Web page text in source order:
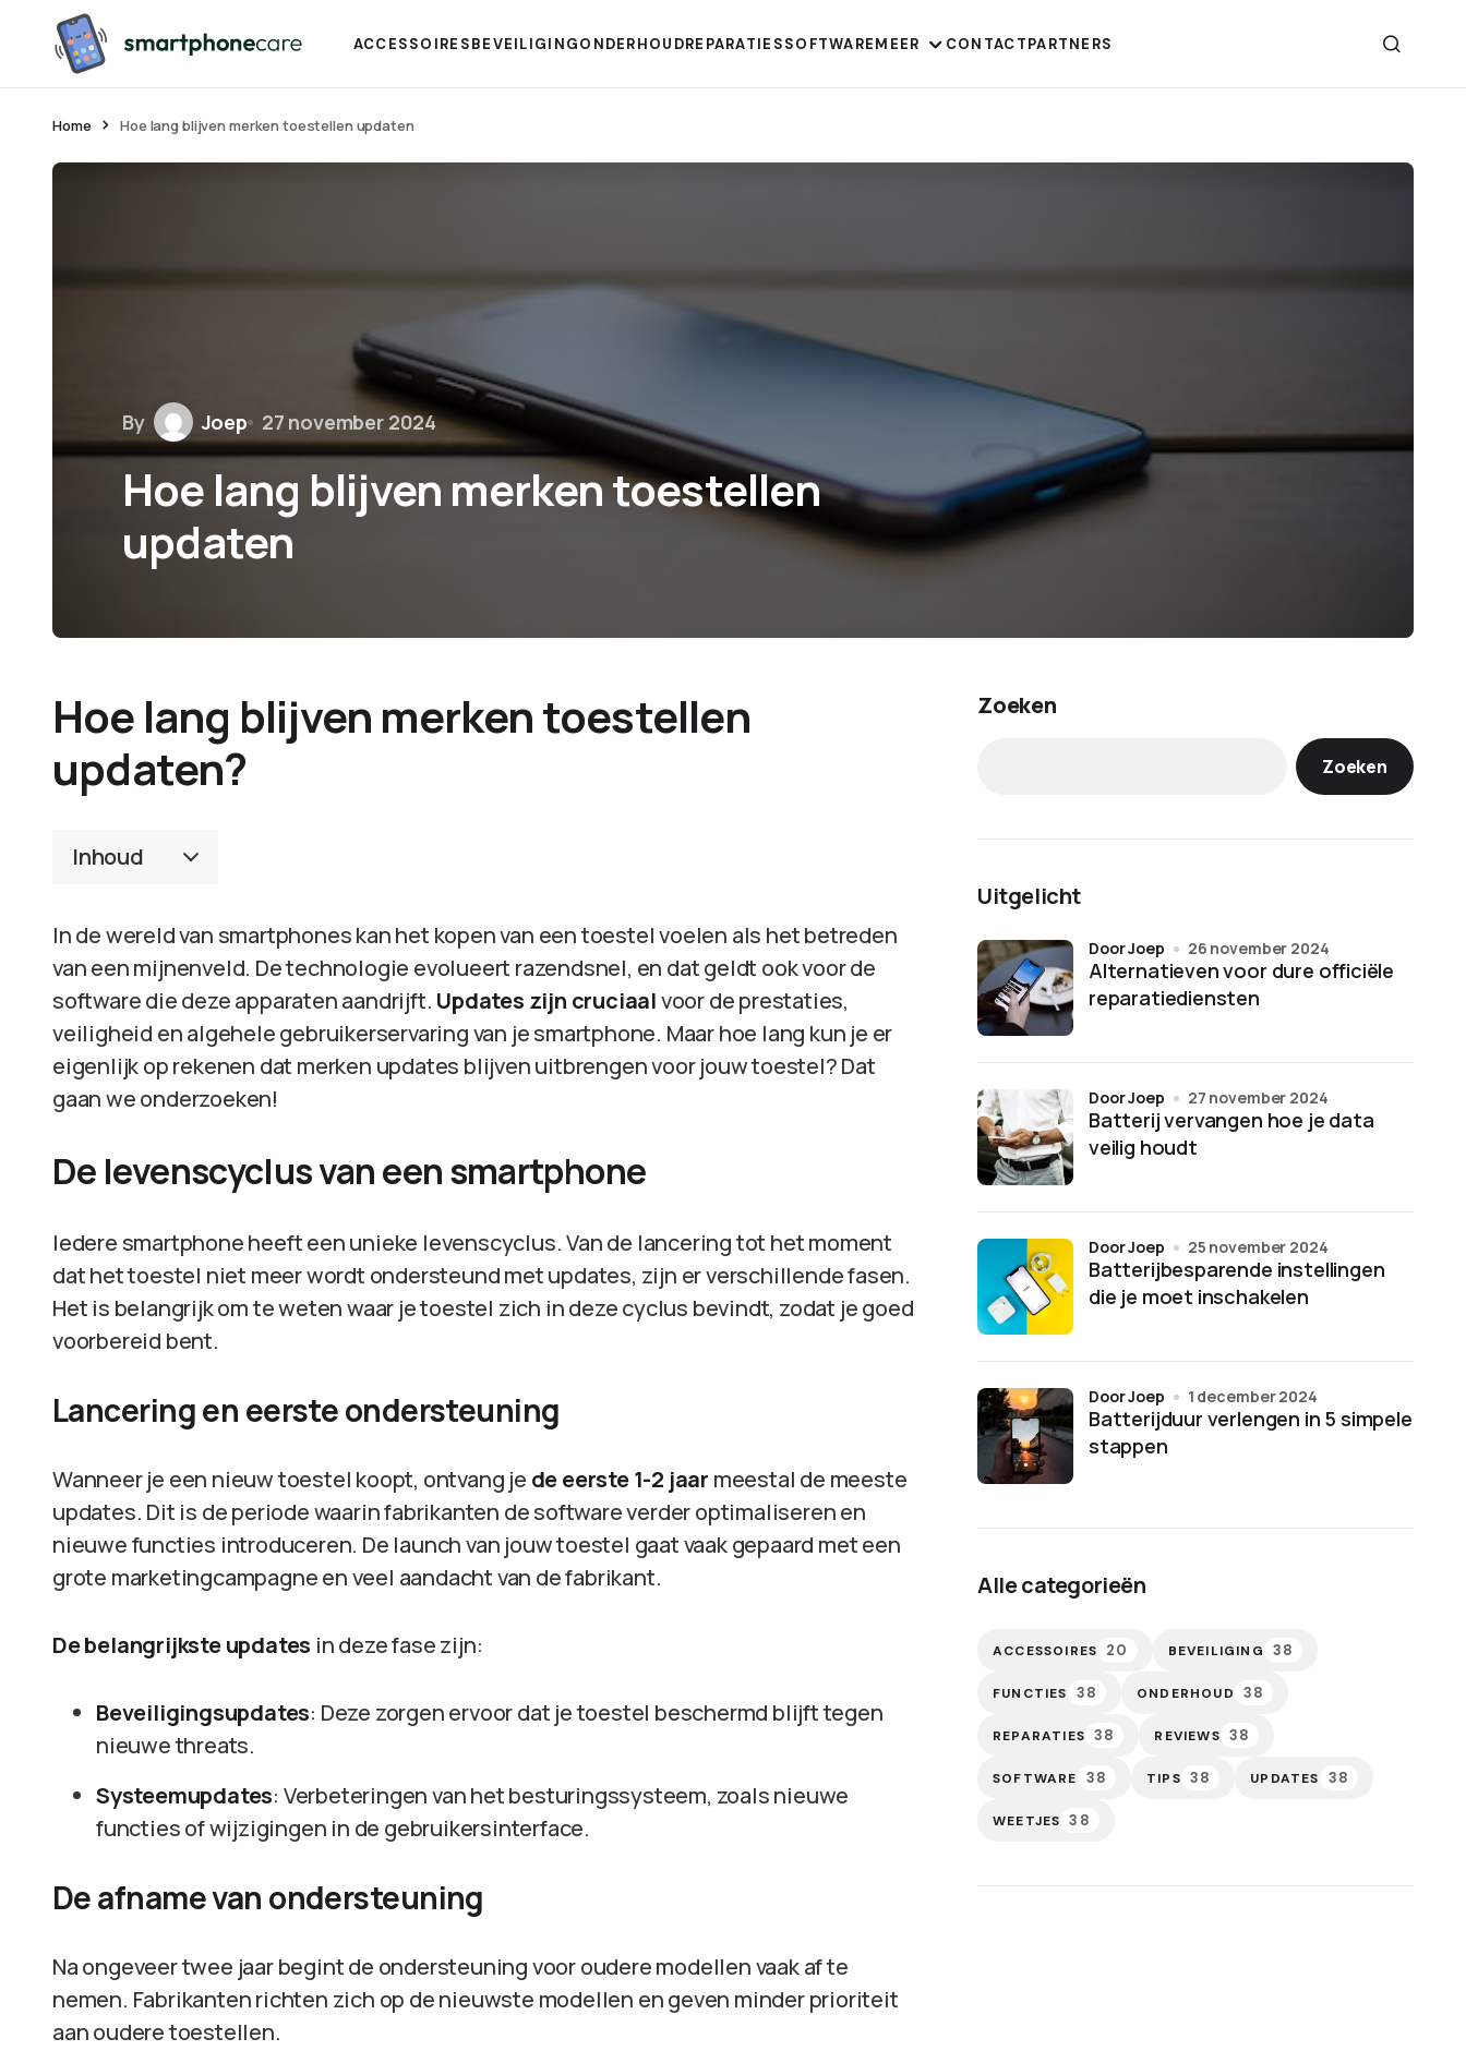
ACCESSOIRESBEVEILIGINGONDERHOUDREPARATIESSOFTWAREMEER CONTACTPARTNERS
Home Hoe lang blijven merken toestellen updaten
By Joep 27 november 2024
Hoe lang blijven merken toestellen
updaten
Hoe lang blijven merken toestellen
updaten?
Inhoud
In de wereld van smartphones kan het kopen van een toestel voelen als het betreden
van een mijnenveld. De technologie evolueert razendsnel, en dat geldt ook voor de
software die deze apparaten aandrijft. Updates zijn cruciaalvoor de prestaties,
veiligheid en algehele gebruikerservaring van je smartphone. Maar hoe lang kun je er
eigenlijk op rekenen dat merken updates blijven uitbrengen voor jouw toestel? Dat
gaan we onderzoeken!
De levenscyclus van een smartphone
Iedere smartphone heeft een unieke levenscyclus. Van de lancering tot het moment
dat het toestel niet meer wordt ondersteund met updates, zijn er verschillende fasen.
Het is belangrijk om te weten waar je toestel zich in deze cyclus bevindt, zodat je goed
voorbereid bent.
Lancering en eerste ondersteuning
Wanneer je een nieuw toestel koopt, ontvang je de eerste 1-2 jaar meestal de meeste
updates. Dit is de periode waarin fabrikanten de software verder optimaliseren en
nieuwe functies introduceren. De launch van jouw toestel gaat vaak gepaard met een
grote marketingcampagne en veel aandacht van de fabrikant.
De belangrijkste updates in deze fase zijn:
Beveiligingsupdates: Deze zorgen ervoor dat je toestel beschermd blijft tegen
nieuwe threats.
Systeemupdates: Verbeteringen van het besturingssysteem, zoals nieuwe
functies of wijzigingen in de gebruikersinterface.
De afname van ondersteuning
Na ongeveer twee jaar begint de ondersteuning voor oudere modellen vaak af te
nemen. Fabrikanten richten zich op de nieuwste modellen en geven minder prioriteit
aan oudere toestellen.
Zoeken
Zoeken
Uitgelicht
Alternatieven voor dure officiële
reparatiediensten
door Joep 26 november 2024
Batterij vervangen hoe je data
veilig houdt
door Joep 27 november 2024
Batterijbesparende instellingen
die je moet inschakelen
door Joep 25 november 2024
Batterijduur verlengen in 5 simpele
stappen
door Joep 1 december 2024
Alle categorieën
ACCESSOIRES 20 BEVEILIGING 38
FUNCTIES 38 ONDERHOUD 38
REPARATIES 38 REVIEWS 38
SOFTWARE 38 TIPS 38 UPDATES 38
WEETJES 38